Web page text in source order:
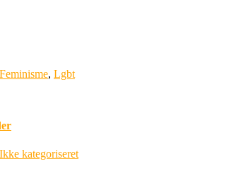
Feminisme, Lgbt
Ikke kategoriseret